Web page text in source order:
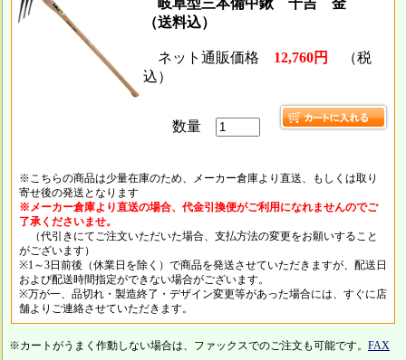
岐阜型三本備中鍬 千吉 金
（送料込）
ネット通販価格 12,760円
（税
込）
数量
※こちらの商品は少量在庫のため、メーカー倉庫より直送、もしくは取り
寄せ後の発送となります
※メーカー倉庫より直送の場合、代金引換便がご利用になれませんのでご
了承くださいませ。
（代引きにてご注文いただいた場合、支払方法の変更をお願いすること
がございます）
※1～3日前後（休業日を除く）で商品を発送させていただきますが、配送日
および配送時間指定ができない場合がございます。
※万が一、品切れ・製造終了・デザイン変更等があった場合には、すぐに店
舗よりご連絡させていただきます。
※カートがうまく作動しない場合は、ファックスでのご注文も可能です。 FAX